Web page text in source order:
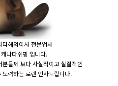
다해외이사 전문업체
나다쉬핑 입니다.
들께 보다 사실적이고 실질적인
력하는 로렌 인사드립니다.